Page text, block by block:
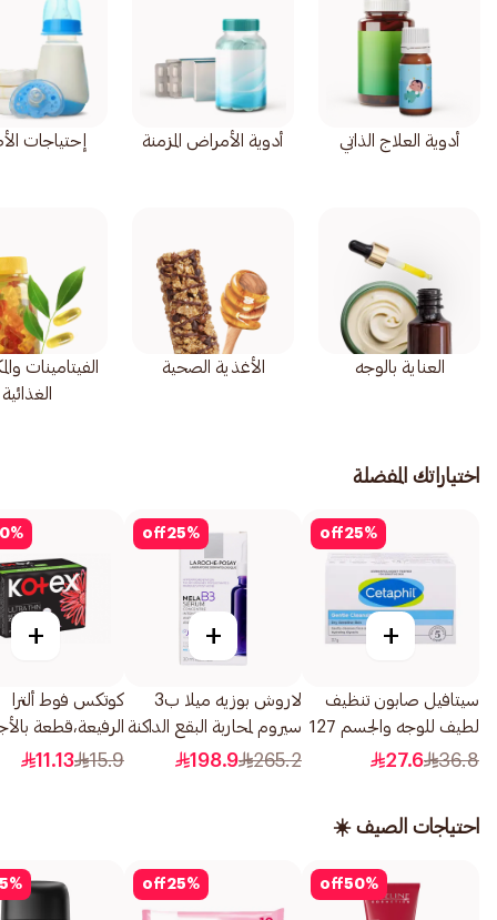
أدوية العلاج الذاتي أدوية الأمراض المزمنة إحتياجات
العناية بالوجه الأغذية الصحية
الفيتامينات
الغذائية
اختياراتك المفضلة
25%
off
+
سيتافيل صابون تنظيف
لطيف للوجه والجسم 127
جم 127جرام
36.8
27.6
25%
off
+
لاروش بوزيه ميلا ب3
سيروم لمحاربة البقع الداكنة
مع النياسيناميد لجميع
265.2
198.9
%
+
كوتكس فوط ألترا
الرفيعة،قطعة
بحجم سوبر، 8قطعة
15.9
11.13
احتياجات الصيف ☀️
50%
off
25%
off
%